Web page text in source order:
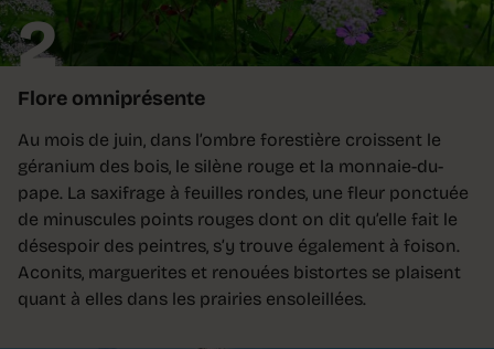
2
Flore omniprésente
Au mois de juin, dans l’ombre forestière croissent le
géranium des bois, le silène rouge et la monnaie-du-
pape. La saxifrage à feuilles rondes, une fleur ponctuée
de minuscules points rouges dont on dit qu’elle fait le
désespoir des peintres, s’y trouve également à foison.
Aconits, marguerites et renouées bistortes se plaisent
quant à elles dans les prairies ensoleillées.